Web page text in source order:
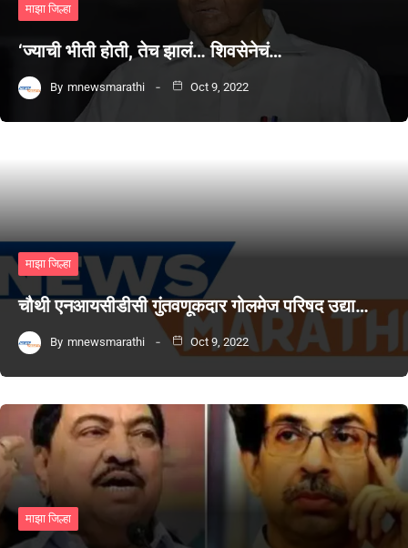
माझा जिल्हा
‘ज्याची भीती होती, तेच झालं… शिवसेनेचं…
By mnewsmarathi Oct 9, 2022
माझा जिल्हा
चौथी एनआयसीडीसी गुंतवणूकदार गोलमेज परिषद उद्या…
By mnewsmarathi Oct 9, 2022
माझा जिल्हा